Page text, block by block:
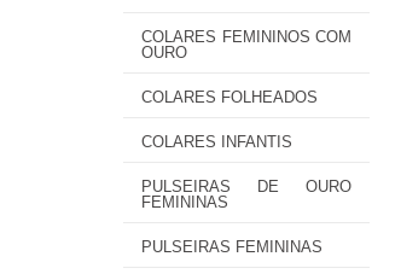
COLARES FEMININOS COM
OURO
COLARES FOLHEADOS
COLARES INFANTIS
PULSEIRAS DE OURO
FEMININAS
PULSEIRAS FEMININAS